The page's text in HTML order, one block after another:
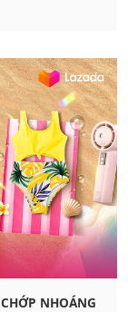
NHOÁNG